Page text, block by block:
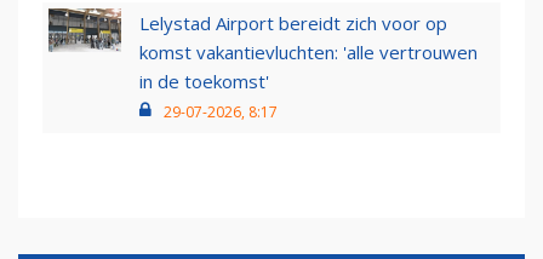
Lelystad Airport bereidt zich voor op
komst vakantievluchten: 'alle vertrouwen
in de toekomst'
29-07-2026, 8:17